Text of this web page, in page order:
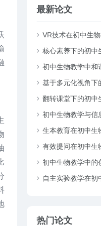
最新论文
VR技术在初中生
核心素养下的初中
初中生物教学中和
基于多元化视角下
翻转课堂下的初中
初中生物教学与信
生本教育在初中生
有效提问在初中生
初中生物教学中的
自主实验教学在初
热门论文